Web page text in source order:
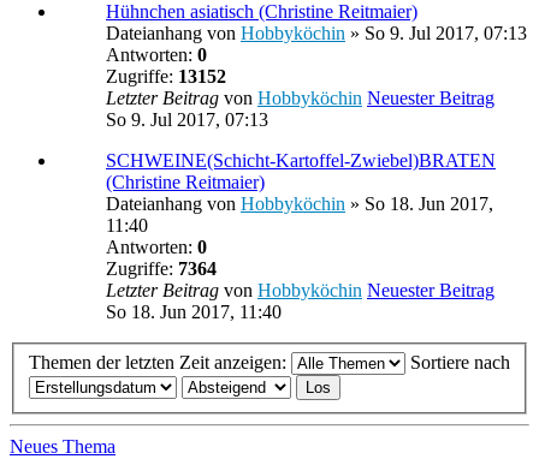
Hühnchen asiatisch (Christine Reitmaier)
Dateianhang von Hobbyköchin » So 9. Jul 2017, 07:13
Antworten: 0
Zugriffe: 13152
Letzter Beitrag von Hobbyköchin Neuester Beitrag
So 9. Jul 2017, 07:13
SCHWEINE(Schicht-Kartoffel-Zwiebel)BRATEN
(Christine Reitmaier)
Dateianhang von Hobbyköchin » So 18. Jun 2017,
11:40
Antworten: 0
Zugriffe: 7364
Letzter Beitrag von Hobbyköchin Neuester Beitrag
So 18. Jun 2017, 11:40
Themen der letzten Zeit anzeigen: Sortiere nach
Neues Thema